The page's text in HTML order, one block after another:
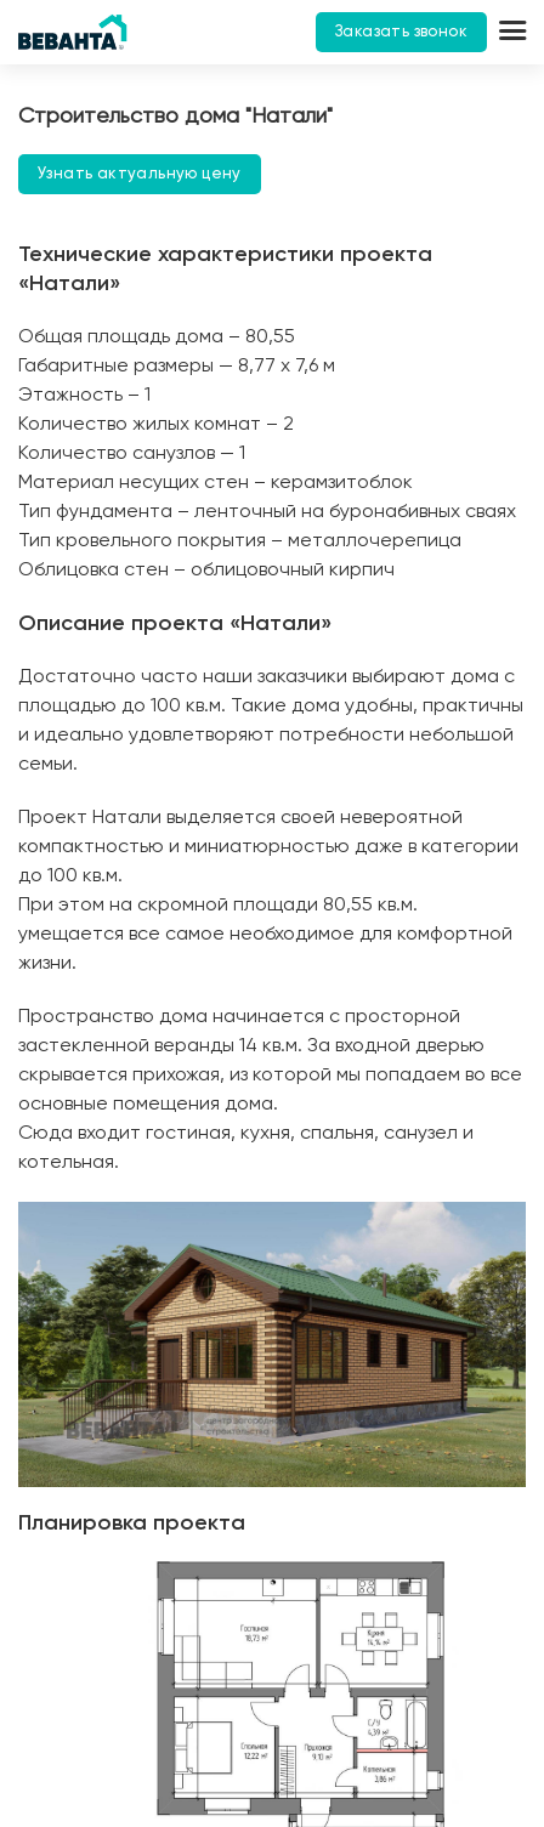
Заказать звонок
Строительство дома "Натали"
Узнать актуальную цену
Технические характеристики проекта
«Натали»
Общая площадь дома – 80,55
Габаритные размеры — 8,77 х 7,6 м
Этажность – 1
Количество жилых комнат – 2
Количество санузлов — 1
Материал несущих стен – керамзитоблок
Тип фундамента – ленточный на буронабивных сваях
Тип кровельного покрытия – металлочерепица
Облицовка стен – облицовочный кирпич
Описание проекта «Натали»
Достаточно часто наши заказчики выбирают дома с
площадью до 100 кв.м. Такие дома удобны, практичны
и идеально удовлетворяют потребности небольшой
семьи.
Проект Натали выделяется своей невероятной
компактностью и миниатюрностью даже в категории
до 100 кв.м.
При этом на скромной площади 80,55 кв.м.
умещается все самое необходимое для комфортной
жизни.
Пространство дома начинается с просторной
застекленной веранды 14 кв.м. За входной дверью
скрывается прихожая, из которой мы попадаем во все
основные помещения дома.
Сюда входит гостиная, кухня, спальня, санузел и
котельная.
Планировка проекта